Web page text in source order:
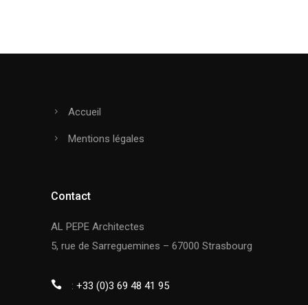
Accueil
Mentions légales
Contact
AL PEPE Architectes
5, rue de Sarreguemines – 67000 Strasbourg
: +33 (0)3 69 48 41 95